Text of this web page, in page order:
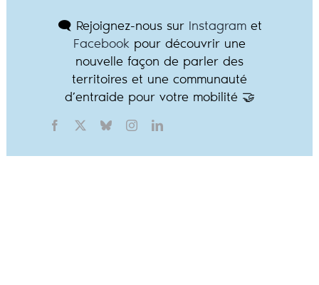
🗨️ Rejoignez-nous sur Instagramet
Facebook pour découvrir une
nouvelle façon de parler des
territoires et une communauté
d’entraide pour votre mobilité 🤝